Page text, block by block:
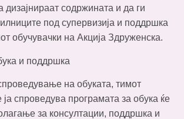
дизајнираат содржината и да ги
под супервизија и поддршка
обучувачки на Акција Здруженска.
и поддршка
на обуката, тимот
ја спроведува програмата за обука ќе
за консултации, поддршка и